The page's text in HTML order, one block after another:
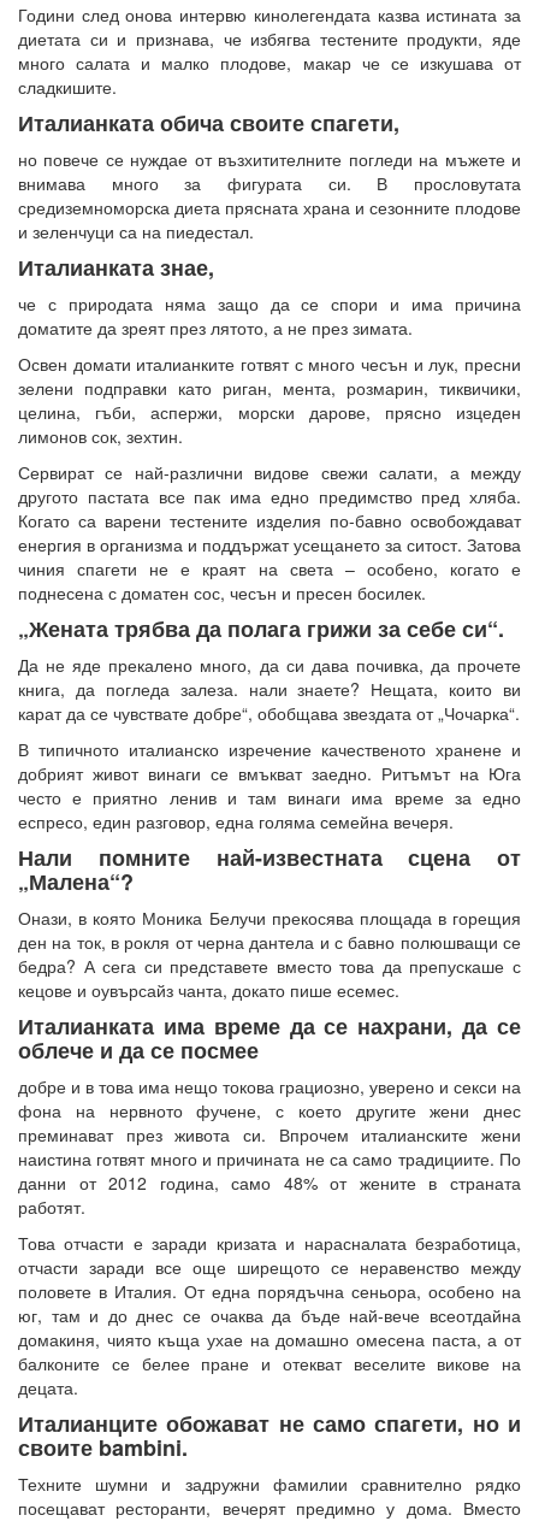
Години след онова интервю кинолегендата казва истината за
диетата си и признава, че избягва тестените продукти, яде
много салата и малко плодове, макар че се изкушава от
сладкишите.
Италианката обича своите спагети,
но повече се нуждае от възхитителните погледи на мъжете и
внимава много за фигурата си. В прословутата
средиземноморска диета прясната храна и сезонните плодове
и зеленчуци са на пиедестал.
Италианката знае,
че с природата няма защо да се спори и има причина
доматите да зреят през лятото, а не през зимата.
Освен домати италианките готвят с много чесън и лук, пресни
зелени подправки като риган, мента, розмарин, тиквичики,
целина, гъби, аспержи, морски дарове, прясно изцеден
лимонов сок, зехтин.
Сервират се най-различни видове свежи салати, а между
другото пастата все пак има едно предимство пред хляба.
Когато са варени тестените изделия по-бавно освобождават
енергия в организма и поддържат усещането за ситост. Затова
чиния спагети не е краят на света – особено, когато е
поднесена с доматен сос, чесън и пресен босилек.
„Жената трябва да полага грижи за себе си“.
Да не яде прекалено много, да си дава почивка, да прочете
книга, да погледа залеза. нали знаете? Нещата, които ви
карат да се чувствате добре“, обобщава звездата от „Чочарка“.
В типичното италианско изречение качественото хранене и
добрият живот винаги се вмъкват заедно. Ритъмът на Юга
често е приятно ленив и там винаги има време за едно
еспресо, един разговор, една голяма семейна вечеря.
Нали помните най-известната сцена от
„Малена“?
Онази, в която Моника Белучи прекосява площада в горещия
ден на ток, в рокля от черна дантела и с бавно полюшващи се
бедра? А сега си представете вместо това да препускаше с
кецове и оувърсайз чанта, докато пише есемес.
Италианката има време да се нахрани, да се
облече и да се посмее
добре и в това има нещо токова грациозно, уверено и секси на
фона на нервното фучене, с което другите жени днес
преминават през живота си. Впрочем италианските жени
наистина готвят много и причината не са само традициите. По
данни от 2012 година, само 48% от жените в страната
работят.
Това отчасти е заради кризата и нарасналата безработица,
отчасти заради все още ширещото се неравенство между
половете в Италия. От една порядъчна сеньора, особено на
юг, там и до днес се очаква да бъде най-вече всеотдайна
домакиня, чиято къща ухае на домашно омесена паста, а от
балконите се белее пране и отекват веселите викове на
децата.
Италианците обожават не само спагети, но и
своите bambini.
Техните шумни и задружни фамилии сравнително рядко
посещават ресторанти, вечерят предимно у дома. Вместо